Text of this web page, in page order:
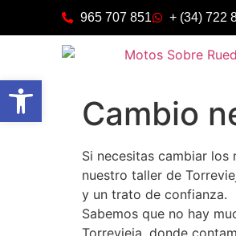
Abrir barra de herramientas
965 707 851 + (34) 722
Cambio
Si necesitas cambiar
nuestro taller de
y un trato de confianza.
Sabemos que no hay
Torrevieja, donde